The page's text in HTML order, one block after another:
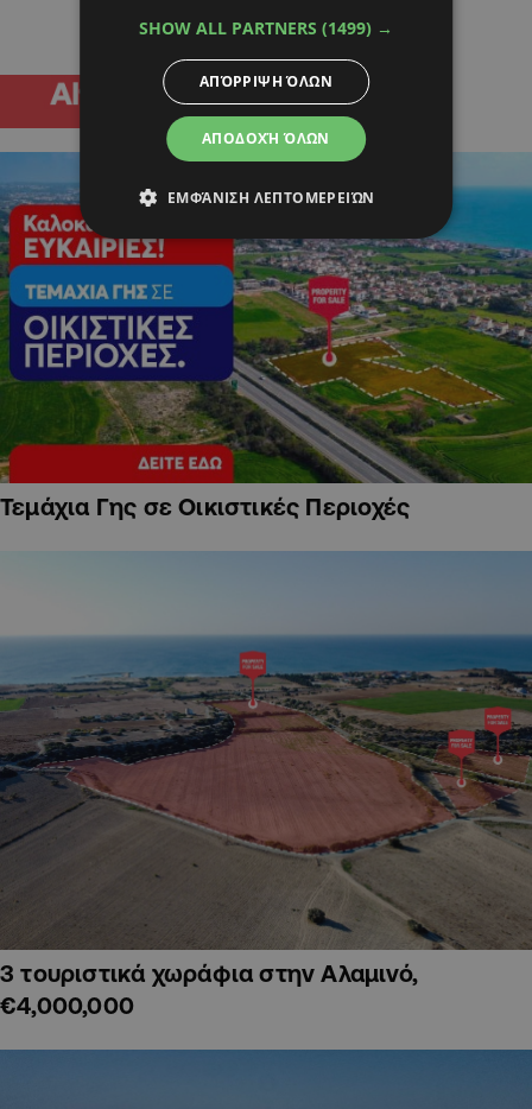
Τεμάχια Γης σε Οικιστικές Περιοχές
3 τουριστικά χωράφια στην Αλαμινό,
€4,000,000
SHOW ALL PARTNERS (1499) →
ΑΠΟΔΟΧΉ ΌΛΩΝ
ΑΠΌΡΡΙΨΗ ΌΛΩΝ
ΕΜΦΆΝΙΣΗ ΛΕΠΤΟΜΕΡΕΙΏΝ